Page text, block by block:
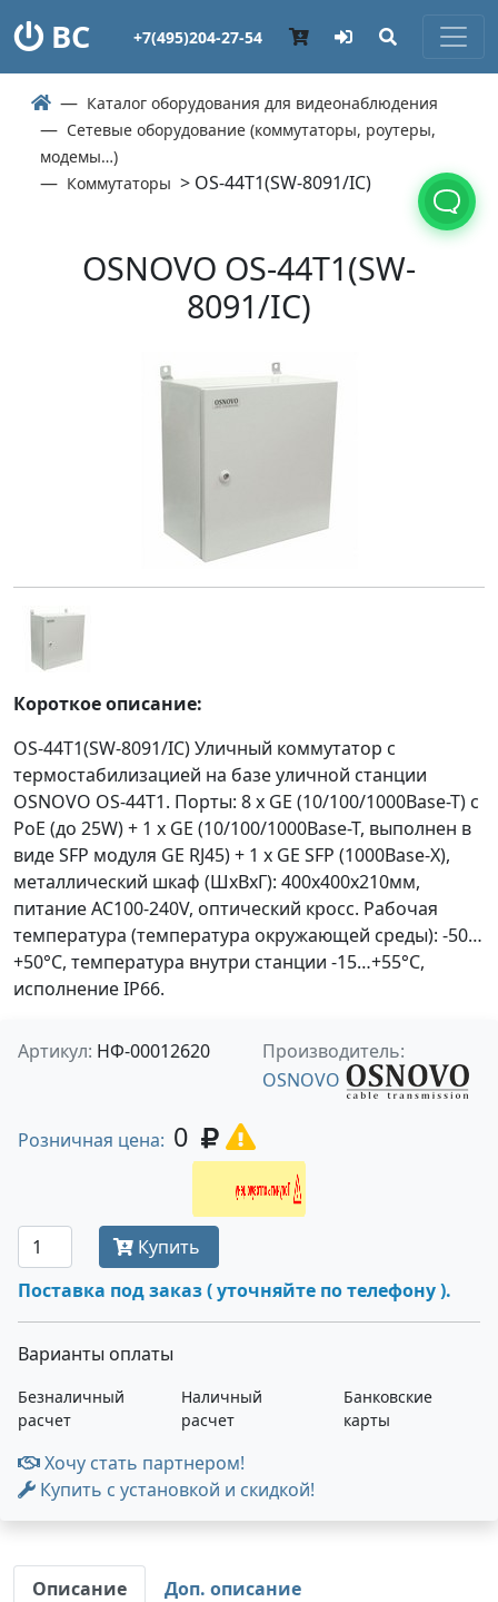
ВС +7(495)204-27-54
Каталог оборудования для видеонаблюдения
Сетевые оборудование (коммутаторы, роутеры,
модемы…)
Коммутаторы > OS-44T1(SW-8091/IC)
OSNOVO OS-44T1(SW-
8091/IC)
Короткое описание:
OS-44T1(SW-8091/IC) Уличный коммутатор с
термостабилизацией на базе уличной станции
OSNOVO OS-44T1. Порты: 8 x GE (10/100/1000Base-T) с
PoE (до 25W) + 1 x GE (10/100/1000Base-T, выполнен в
виде SFP модуля GE RJ45) + 1 x GE SFP (1000Base-X),
металлический шкаф (ШxВxГ): 400х400х210мм,
питание AC100-240V, оптический кросс. Рабочая
температура (температура окружающей среды): -50…
+50°С, температура внутри станции -15…+55°С,
исполнение IP66.
Артикул: НФ-00012620
Производитель:
OSNOVO
Розничная цена: 0
Получить оптовую цену
Купить
Поставка под заказ ( уточняйте по телефону ).
Варианты оплаты
Безналичный
расчет
Наличный
расчет
Банковские
карты
Хочу стать партнером!
Купить с установкой и скидкой!
Описание
Доп. описание